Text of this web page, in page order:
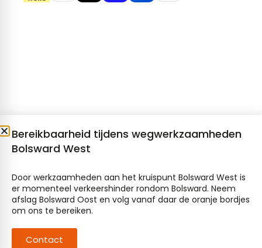
Bereikbaarheid tijdens wegwerkzaamheden
Bolsward West
Door werkzaamheden aan het kruispunt Bolsward West is
er momenteel verkeershinder rondom Bolsward. Neem
afslag Bolsward Oost en volg vanaf daar de oranje bordjes
om ons te bereiken.
Contact